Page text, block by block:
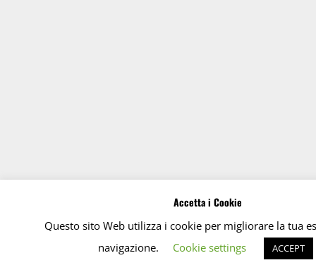
Accetta i Cookie
Questo sito Web utilizza i cookie per migliorare la tua
navigazione.
Cookie settings ACCEPT